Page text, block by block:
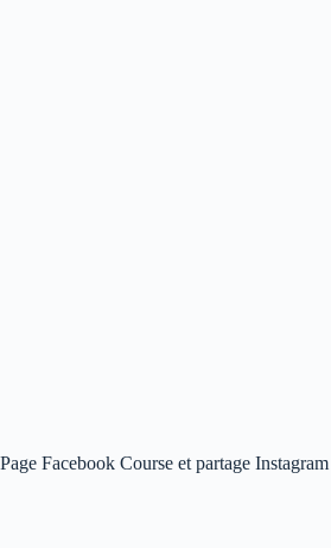
Page Facebook Course et partage Instagram